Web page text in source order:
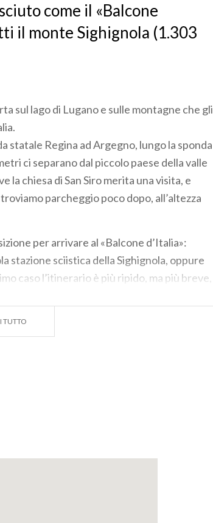
come il «Balcone
il monte Sighignola (1.303
sul lago di Lugano e sulle montagne che gli
statale Regina ad Argegno, lungo la sponda
ci separano dal piccolo paese della valle
chiesa di San Siro merita una visita, e
parcheggio poco dopo, all’altezza
per arrivare al «Balcone d’Italia»:
stazione sciistica della Sighignola, oppure
caso l’itinerario è più ripido, ma più breve,
sono in funzione un tapis roulant e uno
TUTTO